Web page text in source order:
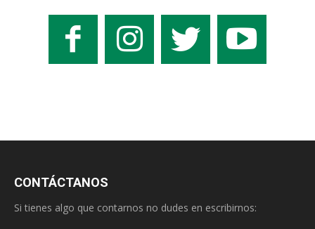
CONTÁCTANOS
Si tienes algo que contarnos no dudes en escribirnos: